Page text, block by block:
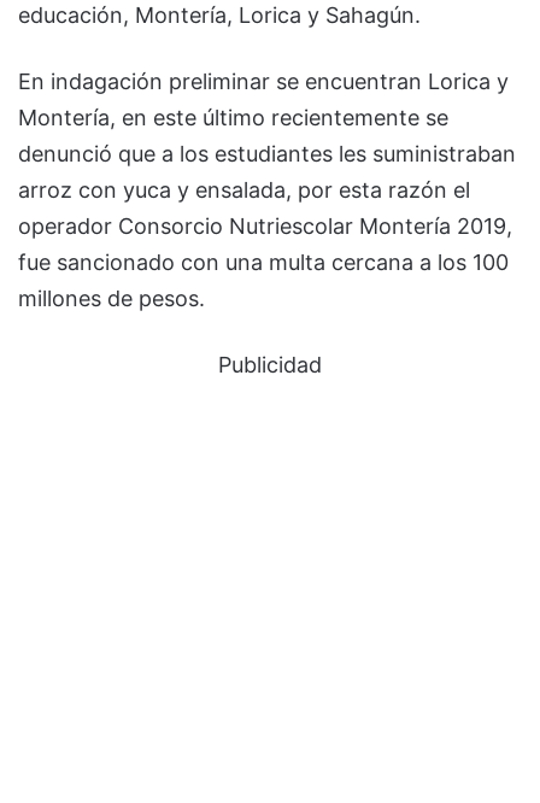
educación, Montería, Lorica y Sahagún.
En indagación preliminar se encuentran Lorica y
Montería, en este último recientemente se
denunció que a los estudiantes les suministraban
arroz con yuca y ensalada, por esta razón el
operador Consorcio Nutriescolar Montería 2019,
fue sancionado con una multa cercana a los 100
millones de pesos.
Publicidad